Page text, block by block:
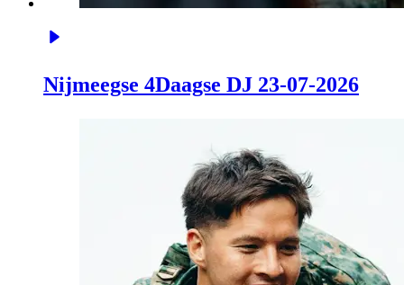
Nijmeegse 4Daagse DJ 23-07-2026